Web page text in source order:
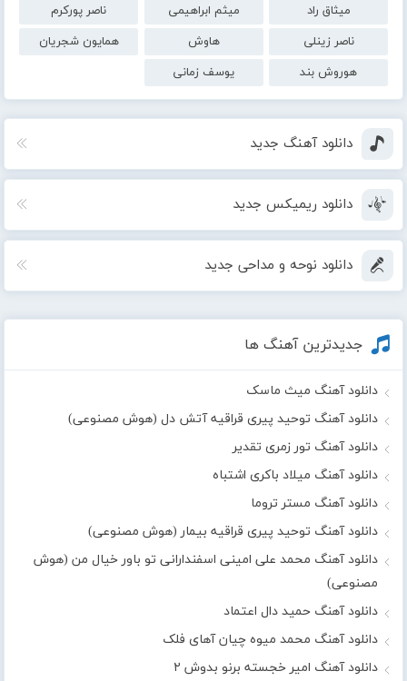
میثاق راد
میثم ابراهیمی
ناصر پورکرم
ناصر زینلی
هاوش
همایون شجریان
هوروش بند
یوسف زمانی
دانلود آهنگ جدید
دانلود ریمیکس جدید
دانلود نوحه و مداحی جدید
جدیدترین آهنگ ها
دانلود آهنگ میث ماسک
دانلود آهنگ توحید پیری قراقیه آتش دل (هوش مصنوعی)
دانلود آهنگ تور زمری تقدیر
دانلود آهنگ میلاد باکری اشتباه
دانلود آهنگ مستر تروما
دانلود آهنگ توحید پیری قراقیه بیمار (هوش مصنوعی)
دانلود آهنگ محمد علی امینی اسفندارانی تو باور خیال من (هوش
مصنوعی)
دانلود آهنگ حمید دال اعتماد
دانلود آهنگ محمد میوه چیان آهای فلک
دانلود آهنگ امیر خجسته برنو بدوش ۲